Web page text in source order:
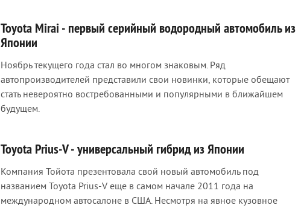
Toyota Mirai - первый серийный водородный автомобиль из
Японии
Ноябрь текущего года стал во многом знаковым. Ряд
автопроизводителей представили свои новинки, которые обещают
стать невероятно востребованными и популярными в ближайшем
будущем.
Toyota Prius-V - универсальный гибрид из Японии
Компания Тойота презентовала свой новый автомобиль под
названием Toyota Prius-V еще в самом начале 2011 года на
международном автосалоне в США. Несмотря на явное кузовное